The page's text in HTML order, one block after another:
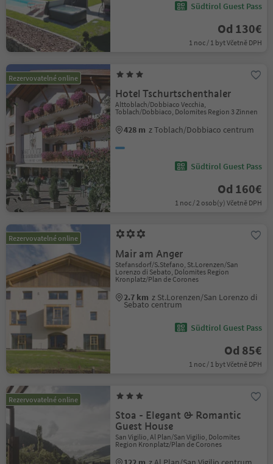
Südtirol Guest Pass
Od 130€
1 noc / 1 byt Včetně DPH
Rezervovatelné online
Hotel Tschurtschenthaler
Alttoblach/Dobbiaco Vecchia,
Toblach/Dobbiaco, Dolomites Region 3 Zinnen
428 m z Toblach/Dobbiaco centrum
Südtirol Guest Pass
Od 160€
1 noc / 2 osob(y) Včetně DPH
Rezervovatelné online
Mair am Anger
Stefansdorf/S.Stefano, St.Lorenzen/San
Lorenzo di Sebato, Dolomites Region
Kronplatz/Plan de Corones
2.7 km z St.Lorenzen/San Lorenzo di
Sebato centrum
Südtirol Guest Pass
Od 85€
1 noc / 1 byt Včetně DPH
Rezervovatelné online
Stoa - Elegant & Romantic
Guest House
San Vigilio, Al Plan/San Vigilio, Dolomites
Region Kronplatz/Plan de Corones